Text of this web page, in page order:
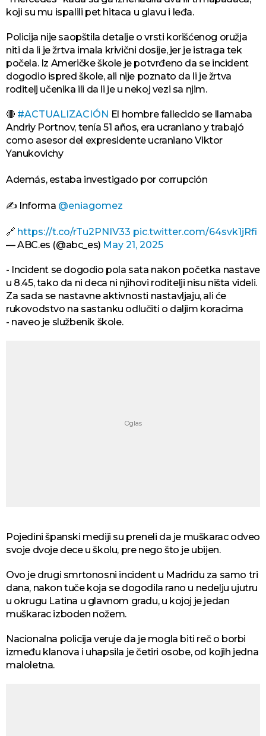
koji su mu ispalili pet hitaca u glavu i leđa.
Policija nije saopštila detalje o vrsti korišćenog oružja
niti da li je žrtva imala krivični dosije, jer je istraga tek
počela. Iz Američke škole je potvrđeno da se incident
dogodio ispred škole, ali nije poznato da li je žrtva
roditelj učenika ili da li je u nekoj vezi sa njim.
🔴 #ACTUALIZACIÓN El hombre fallecido se llamaba
Andriy Portnov, tenía 51 años, era ucraniano y trabajó
como asesor del expresidente ucraniano Viktor
Yanukovichy
Además, estaba investigado por corrupción
✍ Informa @eniagomez
🔗 https://t.co/rTu2PNIV33 pic.twitter.com/64svk1jRfi
— ABC.es (@abc_es) May 21, 2025
- Incident se dogodio pola sata nakon početka nastave
u 8.45, tako da ni deca ni njihovi roditelji nisu ništa videli.
Za sada se nastavne aktivnosti nastavljaju, ali će
rukovodstvo na sastanku odlučiti o daljim koracima
- naveo je službenik škole.
Pojedini španski mediji su preneli da je muškarac odveo
svoje dvoje dece u školu, pre nego što je ubijen.
Ovo je drugi smrtonosni incident u Madridu za samo tri
dana, nakon tuče koja se dogodila rano u nedelju ujutru
u okrugu Latina u glavnom gradu, u kojoj je jedan
muškarac izboden nožem.
Nacionalna policija veruje da je mogla biti reč o borbi
između klanova i uhapsila je četiri osobe, od kojih jedna
maloletna.